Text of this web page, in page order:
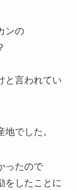
ンの
と言われてい
でした。
ったので
をしたことに